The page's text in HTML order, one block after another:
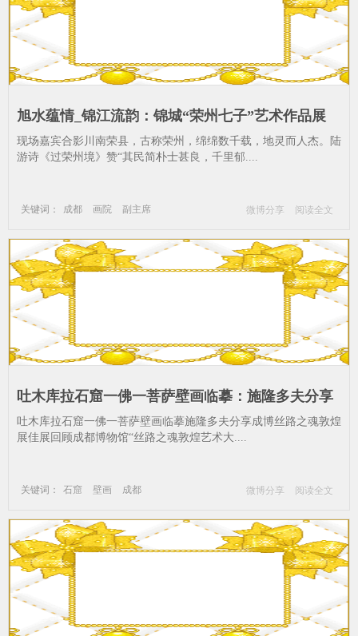
旭水蕴情_锦江流韵：锦城“荣州七子”艺术作品展
(成都站)亮相四川福宝美术馆_荣州七子-成都-画院-
副主席
现场嘉宾合影川南荣县，古称荣州，绵绵数千载，地灵而人杰。陆
游诗《过荣州境》赞“其民简朴士甚良，千里郁....
关键词： 成都 画院
副主席
微博分享 阅读全文
吐木库拉石窟一佛一菩萨壁画临摹：施隆多夫分享
敦煌丝路成都展_石窟-壁画-成都
吐木库拉石窟一佛一菩萨壁画临摹施隆多夫分享成博丝路之魂敦煌
展佳展回顾成都博物馆“丝路之魂敦煌艺术大....
关键词： 石窟 壁画
成都
微博分享 阅读全文